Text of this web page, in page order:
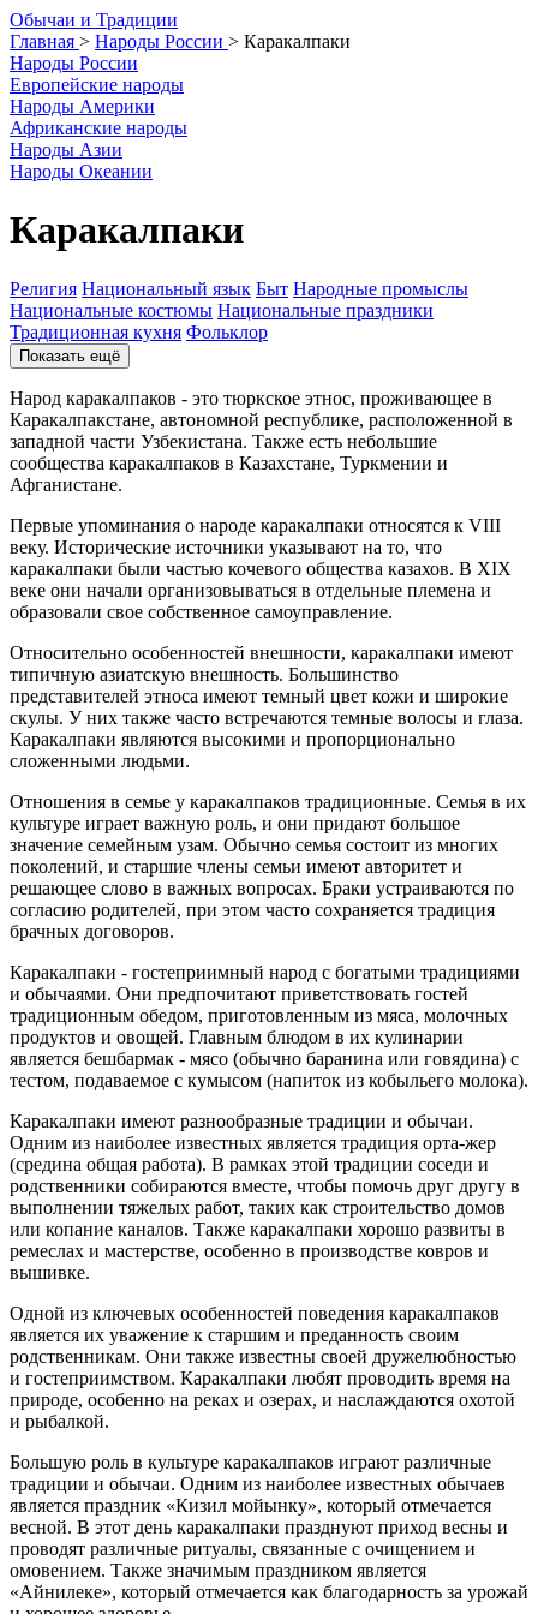
Обычаи и Традиции
Главная > Народы России > Каракалпаки
Народы России
Европейские народы
Народы Америки
Африканские народы
Народы Азии
Народы Океании
Каракалпаки
Религия Национальный язык Быт Народные промыслы
Национальные костюмы Национальные праздники
Традиционная кухня Фольклор
Показать ещё
Народ каракалпаков - это тюркское этнос, проживающее в
Каракалпакстане, автономной республике, расположенной в
западной части Узбекистана. Также есть небольшие
сообщества каракалпаков в Казахстане, Туркмении и
Афганистане.
Первые упоминания о народе каракалпаки относятся к VIII
веку. Исторические источники указывают на то, что
каракалпаки были частью кочевого общества казахов. В XIX
веке они начали организовываться в отдельные племена и
образовали свое собственное самоуправление.
Относительно особенностей внешности, каракалпаки имеют
типичную азиатскую внешность. Большинство
представителей этноса имеют темный цвет кожи и широкие
скулы. У них также часто встречаются темные волосы и глаза.
Каракалпаки являются высокими и пропорционально
сложенными людьми.
Отношения в семье у каракалпаков традиционные. Семья в их
культуре играет важную роль, и они придают большое
значение семейным узам. Обычно семья состоит из многих
поколений, и старшие члены семьи имеют авторитет и
решающее слово в важных вопросах. Браки устраиваются по
согласию родителей, при этом часто сохраняется традиция
брачных договоров.
Каракалпаки - гостеприимный народ с богатыми традициями
и обычаями. Они предпочитают приветствовать гостей
традиционным обедом, приготовленным из мяса, молочных
продуктов и овощей. Главным блюдом в их кулинарии
является бешбармак - мясо (обычно баранина или говядина) с
тестом, подаваемое с кумысом (напиток из кобыльего молока).
Каракалпаки имеют разнообразные традиции и обычаи.
Одним из наиболее известных является традиция орта-жер
(средина общая работа). В рамках этой традиции соседи и
родственники собираются вместе, чтобы помочь друг другу в
выполнении тяжелых работ, таких как строительство домов
или копание каналов. Также каракалпаки хорошо развиты в
ремеслах и мастерстве, особенно в производстве ковров и
вышивке.
Одной из ключевых особенностей поведения каракалпаков
является их уважение к старшим и преданность своим
родственникам. Они также известны своей дружелюбностью
и гостеприимством. Каракалпаки любят проводить время на
природе, особенно на реках и озерах, и наслаждаются охотой
и рыбалкой.
Большую роль в культуре каракалпаков играют различные
традиции и обычаи. Одним из наиболее известных обычаев
является праздник «Кизил мойынку», который отмечается
весной. В этот день каракалпаки празднуют приход весны и
проводят различные ритуалы, связанные с очищением и
омовением. Также значимым праздником является
«Айнилеке», который отмечается как благодарность за урожай